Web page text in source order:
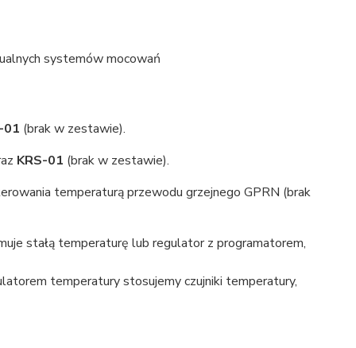
systemów mocowań
01 (brak w zestawie).
KRS-01 (brak w zestawie).
temperaturą przewodu grzejnego GPRN (brak
stałą temperaturę lub regulator z programatorem,
temperatury stosujemy czujniki temperatury,